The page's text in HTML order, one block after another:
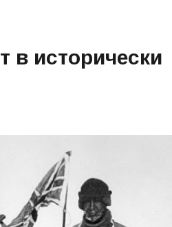
в исторически